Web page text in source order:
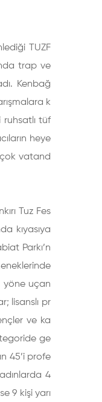
TUZF
trap ve
Kenbağ
k
ruhsatlı tüf
heye
vatand
Tuz Fes
kıyasıya
Parkı’n
yöne uçan
lisanslı pr
ve ka
ge
45’i profe
4
9 kişi yarı